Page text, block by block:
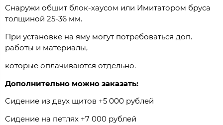
Снаружи обшит блок-хаусом или Имитатором бруса
толщиной 25-36 мм.
При установке на яму могут потребоваться доп.
работы и материалы,
которые оплачиваются отдельно.
Дополнительно можно заказать:
Сидение из двух щитов +5 000 рублей
Сидение на петлях +7 000 рублей